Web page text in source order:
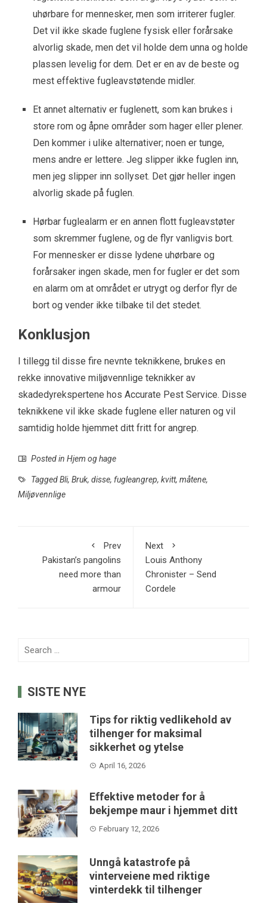
uhørbare for mennesker, men som irriterer fugler.
Det vil ikke skade fuglene fysisk eller forårsake
alvorlig skade, men det vil holde dem unna og holde
plassen levelig for dem. Det er en av de beste og
mest effektive fugleavstøtende midler.
Et annet alternativ er fuglenett, som kan brukes i
store rom og åpne områder som hager eller plener.
Den kommer i ulike alternativer; noen er tunge,
mens andre er lettere. Jeg slipper ikke fuglen inn,
men jeg slipper inn sollyset. Det gjør heller ingen
alvorlig skade på fuglen.
Hørbar fuglealarm er en annen flott fugleavstøter
som skremmer fuglene, og de flyr vanligvis bort.
For mennesker er disse lydene uhørbare og
forårsaker ingen skade, men for fugler er det som
en alarm om at området er utrygt og derfor flyr de
bort og vender ikke tilbake til det stedet.
Konklusjon
I tillegg til disse fire nevnte teknikkene, brukes en
rekke innovative miljøvennlige teknikker av
skadedyrekspertene hos Accurate Pest Service. Disse
teknikkene vil ikke skade fuglene eller naturen og vil
samtidig holde hjemmet ditt fritt for angrep.
Posted in Hjem og hage
TaggedBli, Bruk, disse, fugleangrep, kvitt, måtene,
Miljøvennlige
Prev
Pakistan’s pangolins
need more than
armour
Next
Louis Anthony
Chronister – Send
Cordele
Search
SISTE NYE
Tips for riktig vedlikehold av
tilhenger for maksimal
sikkerhet og ytelse
April 16, 2026
Effektive metoder for å
bekjempe maur i hjemmet ditt
February 12, 2026
Unngå katastrofe på
vinterveiene med riktige
vinterdekk til tilhenger